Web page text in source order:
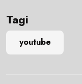
Tagi
youtube